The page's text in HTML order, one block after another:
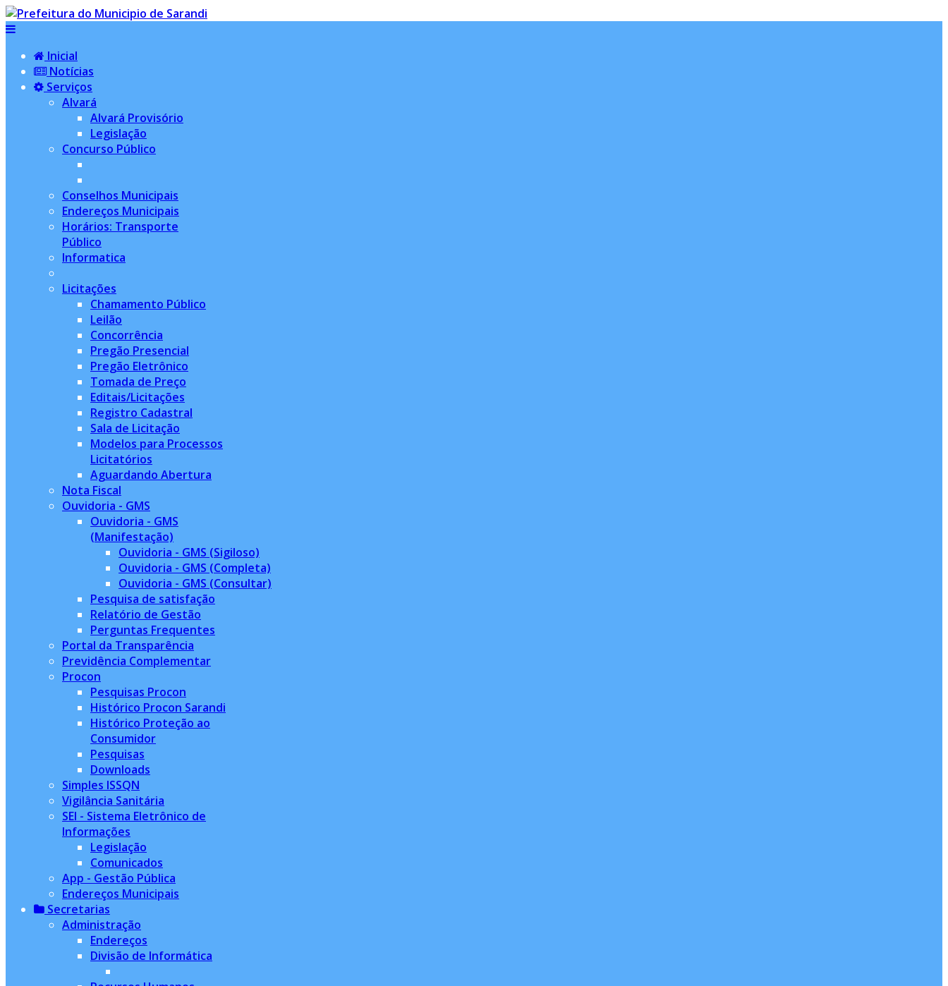
Inicial
Notícias
Serviços
Alvará
Alvará Provisório
Legislação
Concurso Público
Conselhos Municipais
Endereços Municipais
Horários: Transporte
Público
Informatica
Licitações
Chamamento Público
Leilão
Concorrência
Pregão Presencial
Pregão Eletrônico
Tomada de Preço
Editais/Licitações
Registro Cadastral
Sala de Licitação
Modelos para Processos
Licitatórios
Aguardando Abertura
Nota Fiscal
Ouvidoria - GMS
Ouvidoria - GMS
(Manifestação)
Ouvidoria - GMS (Sigiloso)
Ouvidoria - GMS (Completa)
Ouvidoria - GMS (Consultar)
Pesquisa de satisfação
Relatório de Gestão
Perguntas Frequentes
Portal da Transparência
Previdência Complementar
Procon
Pesquisas Procon
Histórico Procon Sarandi
Histórico Proteção ao
Consumidor
Pesquisas
Downloads
Simples ISSQN
Vigilância Sanitária
SEI - Sistema Eletrônico de
Informações
Legislação
Comunicados
App - Gestão Pública
Endereços Municipais
Secretarias
Administração
Endereços
Divisão de Informática